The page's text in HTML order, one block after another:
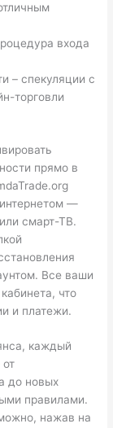
входа
– спекуляции с
торговли
прямо в
—
смарт-ТВ.
Все ваши
что
и платежи.
каждый
до новых
правилами.
нажав на